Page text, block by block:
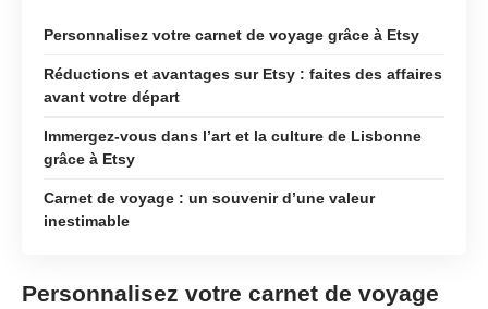
Personnalisez votre carnet de voyage grâce à Etsy
Réductions et avantages sur Etsy : faites des affaires
avant votre départ
Immergez-vous dans l’art et la culture de Lisbonne
grâce à Etsy
Carnet de voyage : un souvenir d’une valeur
inestimable
Personnalisez votre carnet de voyage